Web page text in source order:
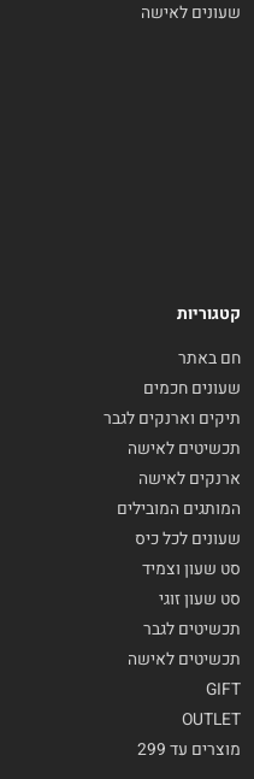
שעונים לאישה
קטגוריות
חם באתר
שעונים חכמים
תיקים וארנקים לגבר
תכשיטים לאישה
ארנקים לאישה
המותגים המובילים
שעונים לכל כיס
סט שעון וצמיד
סט שעון זוגי
תכשיטים לגבר
תכשיטים לאישה
GIFT
OUTLET
מוצרים עד 299